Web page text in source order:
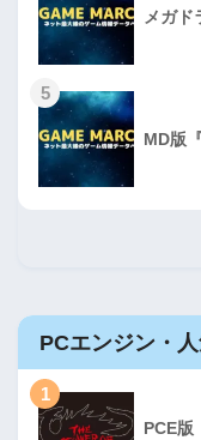
メガド
5
MD版
PCエンジン・
1
PCE版